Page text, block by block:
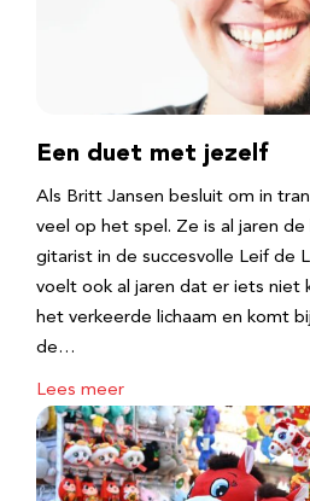
Een duet met jezelf
Als Britt Jansen besluit om in
veel op het spel. Ze is al jaren de
gitarist in de succesvolle Leif de
voelt ook al jaren dat er iets niet
het verkeerde lichaam en komt
de…
Lees meer